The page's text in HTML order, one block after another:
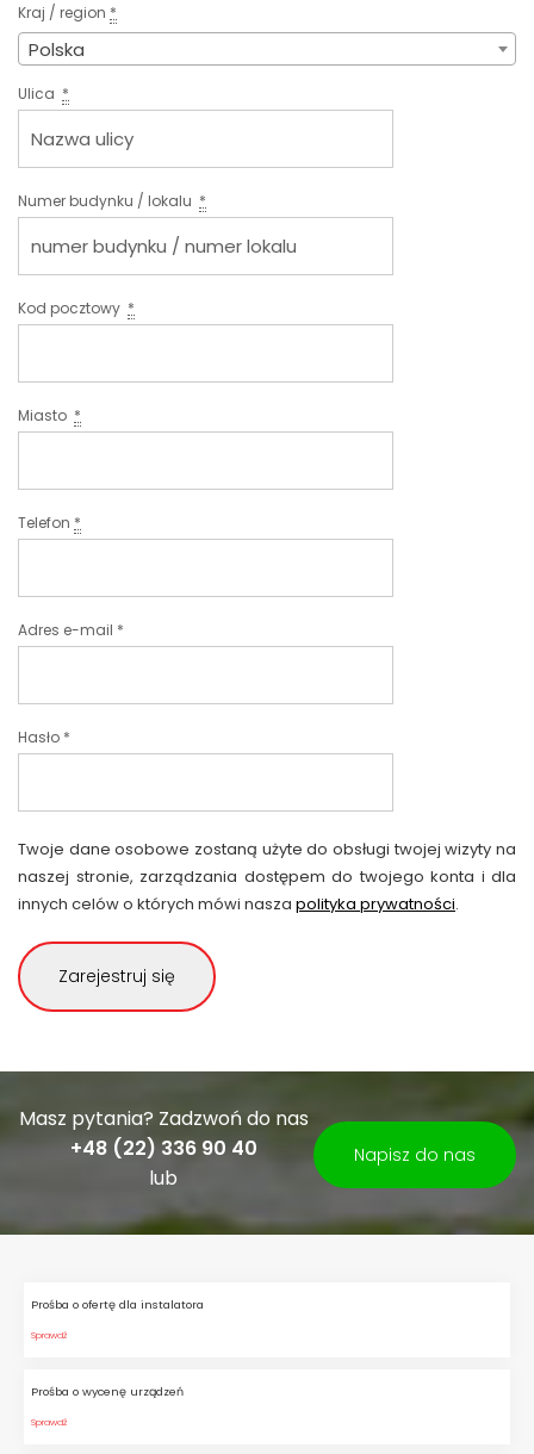
Kraj / region *
Polska
Ulica *
Numer budynku / lokalu *
Kod pocztowy *
Miasto *
Telefon *
Adres e-mail *
Hasło *
Twoje dane osobowe zostaną użyte do obsługi twojej wizyty na
naszej stronie, zarządzania dostępem do twojego konta i dla
innych celów o których mówi nasza polityka prywatności.
Zarejestruj się
Masz pytania? Zadzwoń do nas
+48 (22) 336 90 40
lub
Napisz do nas
Prośba o ofertę dla instalatora
Sprawdź
Prośba o wycenę urządzeń
Sprawdź